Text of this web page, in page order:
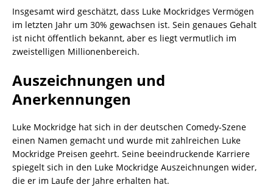
Insgesamt wird geschätzt, dass Luke Mockridges Vermögen
im letzten Jahr um 30% gewachsen ist. Sein genaues Gehalt
ist nicht öffentlich bekannt, aber es liegt vermutlich im
zweistelligen Millionenbereich.
Auszeichnungen und
Anerkennungen
Luke Mockridge hat sich in der deutschen Comedy-Szene
einen Namen gemacht und wurde mit zahlreichen Luke
Mockridge Preisen geehrt. Seine beeindruckende Karriere
spiegelt sich in den Luke Mockridge Auszeichnungen wider,
die er im Laufe der Jahre erhalten hat.